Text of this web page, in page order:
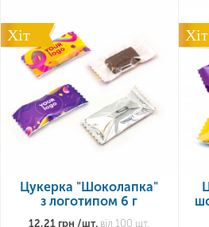
Хіт
Цукерка "Шоколапка"
з логотипом 6 г
12,21 грн /шт. від 100 шт.
Хіт